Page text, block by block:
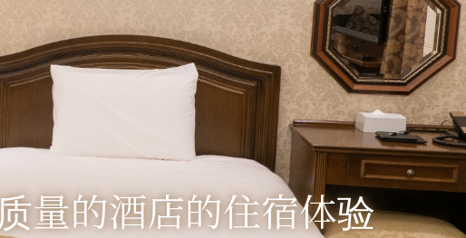
量的酒店的住宿体验
量的酒店的住宿体验